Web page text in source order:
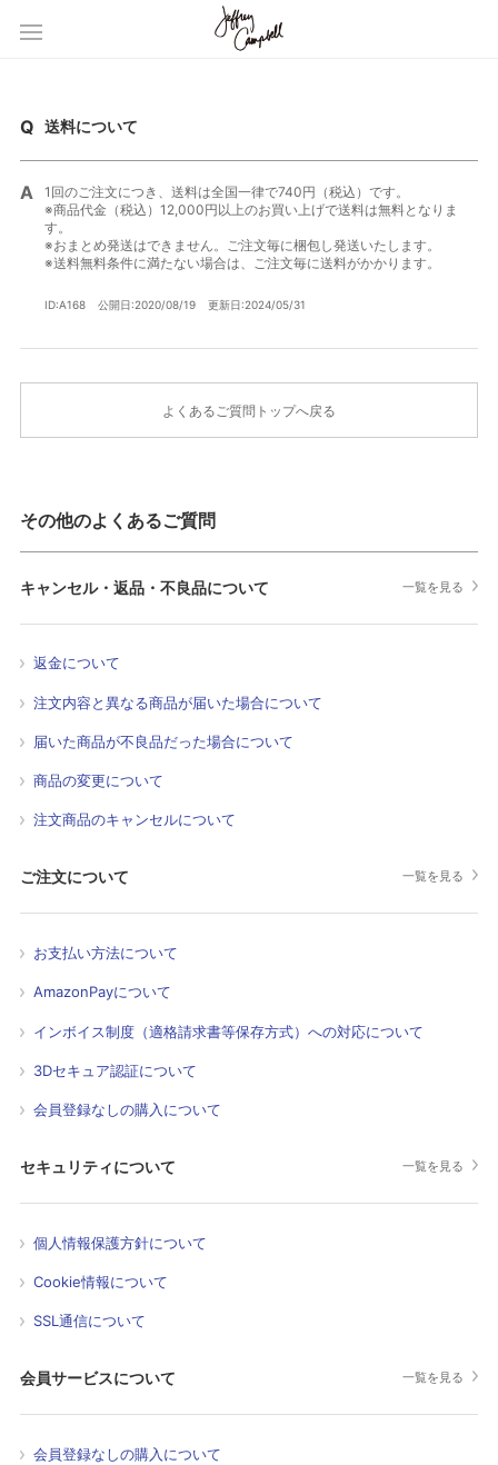
送料について
1回のご注文につき、送料は全国一律で740円（税込）です。
※商品代金（税込）12,000円以上のお買い上げで送料は無料となりま
す。
※おまとめ発送はできません。ご注文毎に梱包し発送いたします。
※送料無料条件に満たない場合は、ご注文毎に送料がかかります。
ID:A168 公開日:2020/08/19 更新日:2024/05/31
よくあるご質問トップへ戻る
その他のよくあるご質問
キャンセル・返品・不良品について 一覧を見る
返金について
注文内容と異なる商品が届いた場合について
届いた商品が不良品だった場合について
商品の変更について
注文商品のキャンセルについて
ご注文について 一覧を見る
お支払い方法について
AmazonPayについて
インボイス制度（適格請求書等保存方式）への対応について
3Dセキュア認証について
会員登録なしの購入について
セキュリティについて 一覧を見る
個人情報保護方針について
Cookie情報について
SSL通信について
会員サービスについて 一覧を見る
会員登録なしの購入について